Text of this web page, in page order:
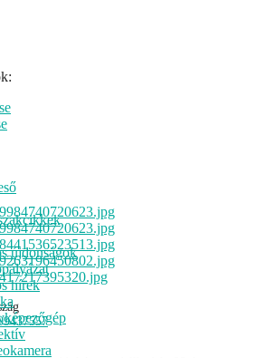
újdonságok
hírek